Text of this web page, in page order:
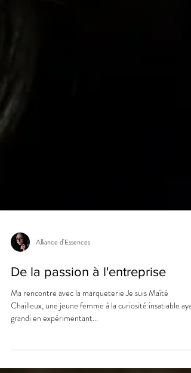
Alliance d'Essences
De la passion à l'entreprise
Ma rencontre avec la marqueterie Je suis Maïté
grandi en expérimentant...